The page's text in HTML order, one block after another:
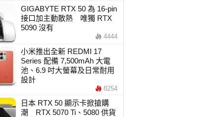
GIGABYTE RTX 50 為 16-pin
接口加主動散熱 唯獨 RTX
5090 沒有
4444
小米推出全新 REDMI 17
Series 配備 7,500mAh 大電
池、6.9 吋大螢幕及日常耐用
設計
8254
日本 RTX 50 顯示卡掀搶購
潮 RTX 5070 Ti、5080 供貨